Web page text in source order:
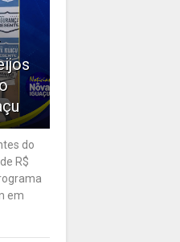
do
R$
em